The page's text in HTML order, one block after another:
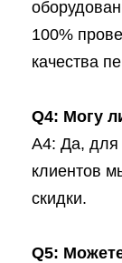
100%
качества
Q4: Могу
A4: Да, для
клиентов
скидки.
Q5: